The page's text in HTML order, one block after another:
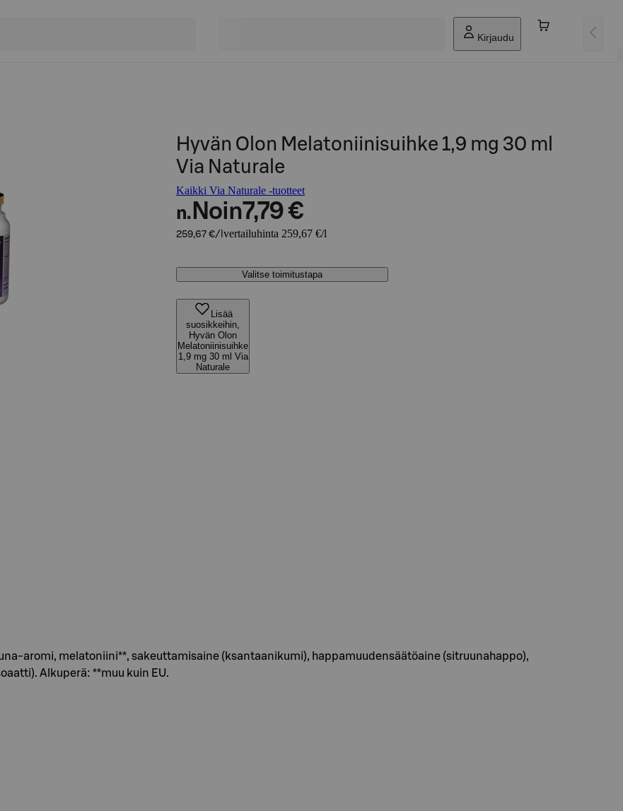
Kirjaudu
Hyvän Olon Melatoniinisuihke 1,9 mg 30 ml
Via Naturale
Kaikki Via Naturale -tuotteet
n. Noin7,79 €
259,67 €/l vertailuhinta 259,67 €/l
Valitse toimitustapa
Lisää
suosikkeihin,
Hyvän Olon
Melatoniinisuihke
1,9 mg 30 ml Via
Naturale
aromi, melatoniini**, sakeuttamisaine (ksantaanikumi), happamuudensäätöaine (sitruunahappo),
Alkuperä: **muu kuin EU.